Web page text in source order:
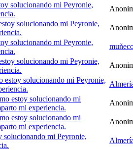
solucionando mi Peyronie,
solucionando mi Peyronie,
solucionando mi Peyronie,
solucionando mi Peyronie,
estoy solucionando mi Peyronie,
estoy solucionando mi
mi experiencia.
estoy solucionando mi
mi experiencia.
solucionando mi Peyronie,